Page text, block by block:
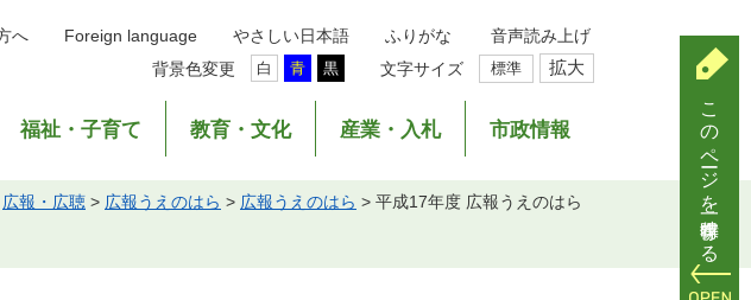
へ Foreign language やさしい日本語 ふりがな
音声読み上げ
背景色変更
白 青 黒 文字サイズ 標準 拡大
福祉・子育て 教育・文化 産業・入札 市政情報
広報・広聴 > 広報うえのはら > 広報うえのはら > 平成17年度 広報うえのはら このページを一時保存する